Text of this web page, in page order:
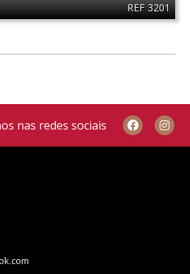
REF 3201
nas redes sociais